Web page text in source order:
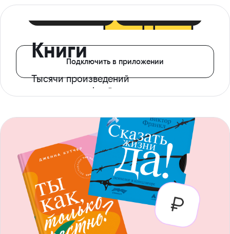
Книги
Тысячи произведений
с доступом офлайн
Подключить в приложении